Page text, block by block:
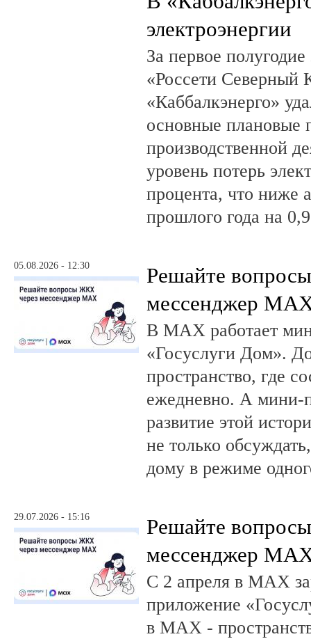
электроэнергии
За первое
«Россети Северный
«Каббалкэнерго»
основные плановые
производственной
уровень потерь
процента, что ниже
прошлого года на
05.08.2026 - 12:30
Решайте
мессенджер
В MAX работает
«Госуслуги Дом».
пространство, где
ежедневно. А мини-
развитие этой
не только
дому в режиме
29.07.2026 - 15:16
Решайте
мессенджер
С 2 апреля в MAX
приложение
в MAX -